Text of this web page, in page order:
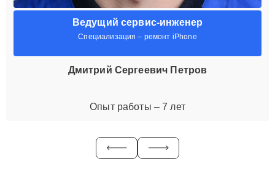
Ведущий сервис-инженер
Специализация – ремонт iPhone
Дмитрий Сергеевич Петров
Опыт работы – 7 лет